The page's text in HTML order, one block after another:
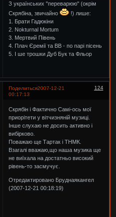
З українських "переварюю" (окрім
Скрябіна, звичайно
!) лише:
1. Брати Гадюкіни
2. Nokturnal Mortum
3. Мертвий Півень
4. Плач Єремії та ВВ - по парі пісень
5. І ше трошки Дуб Бук та Фльор
Поделиться 124
2007-12-21
00:17:13
Скрябін і Фактично Самі-ось мої
приорітети у вітчизняній музиці.
Інше слухаю не досить активно і
вибірково.
Поважаю ще Тартак і ТНМК.
Взагалі вважаю,що наша музика ще
не виїхала на достатньо високий
рівень-то засмучує.
Отредактировано Бруднаякангел
(2007-12-21 00:18:19)